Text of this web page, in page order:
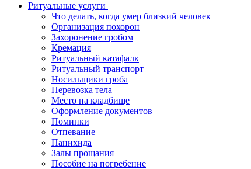
Ритуальные услуги
Что делать, когда умер близкий человек
Организация похорон
Захоронение гробом
Кремация
Ритуальный катафалк
Ритуальный транспорт
Носильщики гроба
Перевозка тела
Место на кладбище
Оформление документов
Поминки
Отпевание
Панихида
Залы прощания
Пособие на погребение